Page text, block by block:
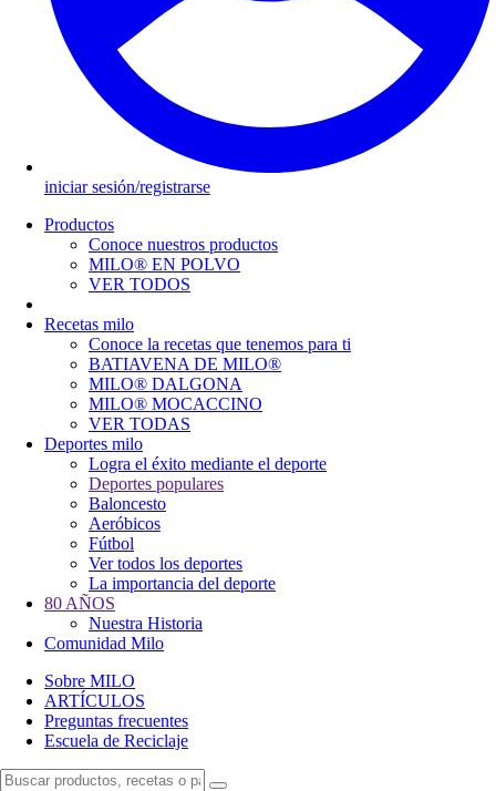
iniciar sesión/registrarse
navigation
Productos
Conoce nuestros productos
MILO® EN POLVO
VER TODOS
Recetas milo
Conoce la recetas que tenemos para ti
BATIAVENA DE MILO®
MILO® DALGONA
MILO® MOCACCINO
VER TODAS
Deportes milo
Logra el éxito mediante el deporte
Deportes populares
Baloncesto
Aeróbicos
Fútbol
Ver todos los deportes
La importancia del deporte
80 AÑOS
Nuestra Historia
Comunidad Milo
Sobre MILO
ARTÍCULOS
Preguntas frecuentes
Escuela de Reciclaje